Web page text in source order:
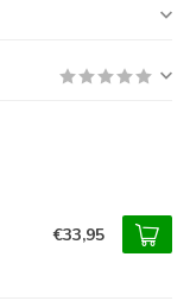
€33,95